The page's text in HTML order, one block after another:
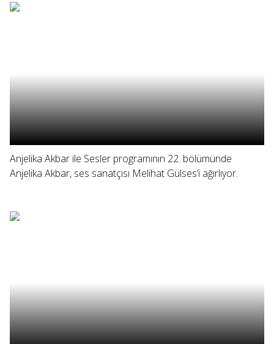
Anjelika Akbar ile Sesler programının 22. bölümünde
Anjelika Akbar, ses sanatçısı Melihat Gülses’i ağırlıyor.